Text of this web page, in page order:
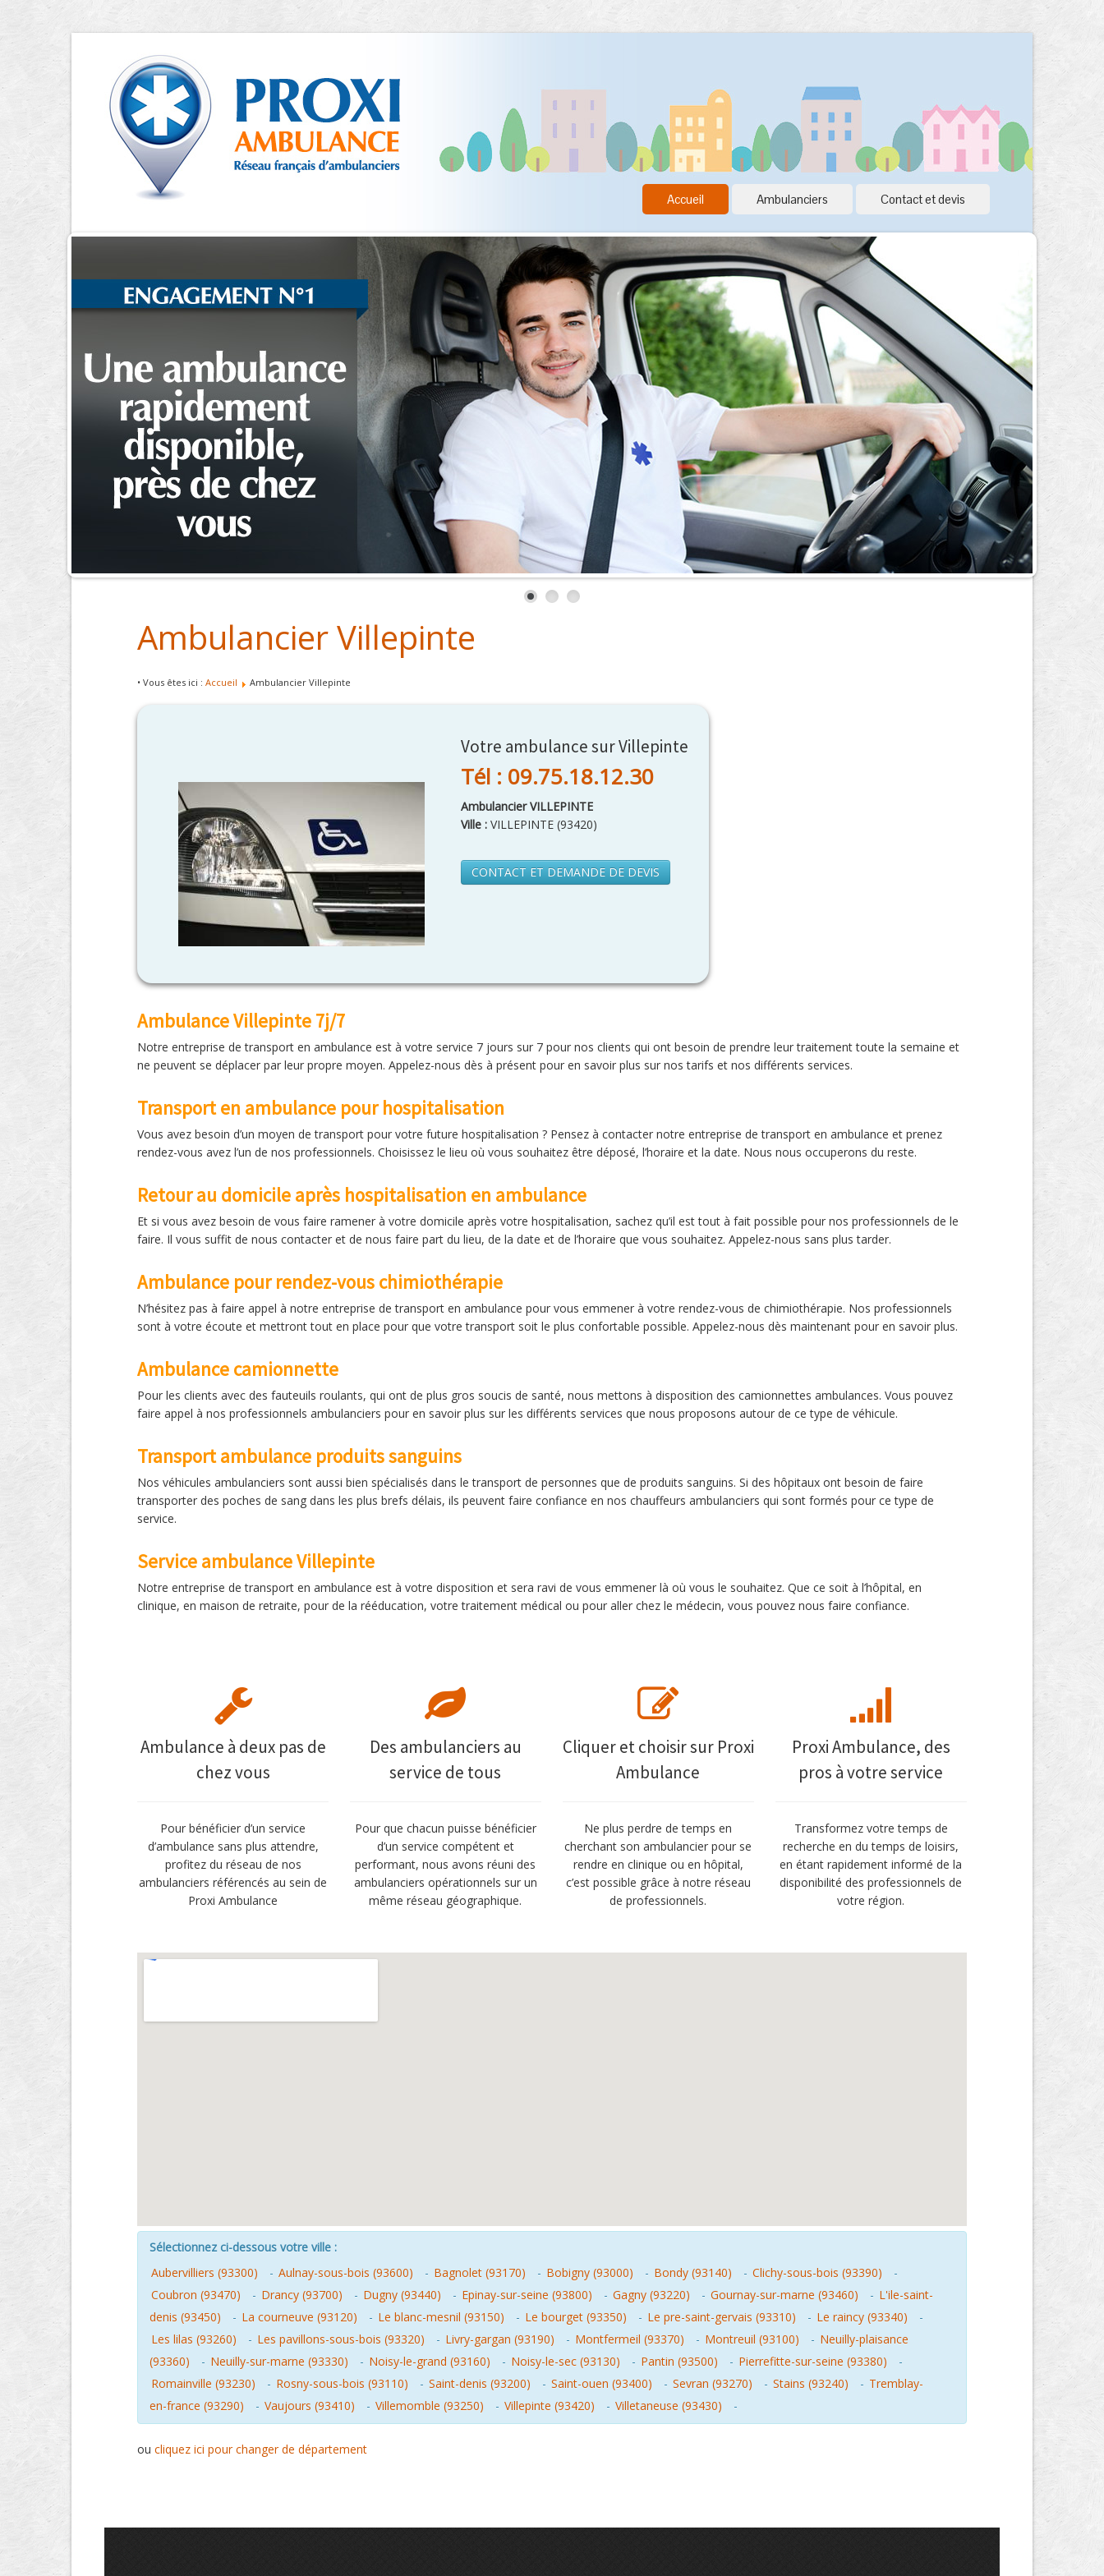
Accueil Ambulanciers Contact et devis
Ambulancier Villepinte
• Vous êtes ici : Accueil Ambulancier Villepinte
Votre ambulance sur Villepinte
Tél : 09.75.18.12.30
Ambulancier VILLEPINTE
Ville : VILLEPINTE (93420)
CONTACT ET DEMANDE DE DEVIS
Ambulance Villepinte 7j/7
Notre entreprise de transport en ambulance est à votre service 7 jours sur 7 pour nos clients qui ont besoin de prendre leur traitement toute la semaine et
ne peuvent se déplacer par leur propre moyen. Appelez-nous dès à présent pour en savoir plus sur nos tarifs et nos différents services.
Transport en ambulance pour hospitalisation
Vous avez besoin d’un moyen de transport pour votre future hospitalisation ? Pensez à contacter notre entreprise de transport en ambulance et prenez
rendez-vous avez l’un de nos professionnels. Choisissez le lieu où vous souhaitez être déposé, l’horaire et la date. Nous nous occuperons du reste.
Retour au domicile après hospitalisation en ambulance
Et si vous avez besoin de vous faire ramener à votre domicile après votre hospitalisation, sachez qu’il est tout à fait possible pour nos professionnels de le
faire. Il vous suffit de nous contacter et de nous faire part du lieu, de la date et de l’horaire que vous souhaitez. Appelez-nous sans plus tarder.
Ambulance pour rendez-vous chimiothérapie
N’hésitez pas à faire appel à notre entreprise de transport en ambulance pour vous emmener à votre rendez-vous de chimiothérapie. Nos professionnels
sont à votre écoute et mettront tout en place pour que votre transport soit le plus confortable possible. Appelez-nous dès maintenant pour en savoir plus.
Ambulance camionnette
Pour les clients avec des fauteuils roulants, qui ont de plus gros soucis de santé, nous mettons à disposition des camionnettes ambulances. Vous pouvez
faire appel à nos professionnels ambulanciers pour en savoir plus sur les différents services que nous proposons autour de ce type de véhicule.
Transport ambulance produits sanguins
Nos véhicules ambulanciers sont aussi bien spécialisés dans le transport de personnes que de produits sanguins. Si des hôpitaux ont besoin de faire
transporter des poches de sang dans les plus brefs délais, ils peuvent faire confiance en nos chauffeurs ambulanciers qui sont formés pour ce type de
service.
Service ambulance Villepinte
Notre entreprise de transport en ambulance est à votre disposition et sera ravi de vous emmener là où vous le souhaitez. Que ce soit à l’hôpital, en
clinique, en maison de retraite, pour de la rééducation, votre traitement médical ou pour aller chez le médecin, vous pouvez nous faire confiance.
Ambulance à deux pas de
chez vous
Pour bénéficier d’un service
d’ambulance sans plus attendre,
profitez du réseau de nos
ambulanciers référencés au sein de
Proxi Ambulance
Des ambulanciers au
service de tous
Pour que chacun puisse bénéficier
d’un service compétent et
performant, nous avons réuni des
ambulanciers opérationnels sur un
même réseau géographique.
Cliquer et choisir sur Proxi
Ambulance
Ne plus perdre de temps en
cherchant son ambulancier pour se
rendre en clinique ou en hôpital,
c’est possible grâce à notre réseau
de professionnels.
Proxi Ambulance, des
pros à votre service
Transformez votre temps de
recherche en du temps de loisirs,
en étant rapidement informé de la
disponibilité des professionnels de
votre région.
Sélectionnez ci-dessous votre ville :
Aubervilliers (93300)
- Aulnay-sous-bois (93600) - Bagnolet (93170) - Bobigny (93000) - Bondy (93140) - Clichy-sous-bois (93390)
-
Coubron (93470)
- Drancy (93700) - Dugny (93440) - Epinay-sur-seine (93800) - Gagny (93220) - Gournay-sur-marne (93460) - L'ile-saint-
denis (93450)
- La courneuve (93120) - Le blanc-mesnil (93150) - Le bourget (93350) - Le pre-saint-gervais (93310) - Le raincy (93340)
-
Les lilas (93260)
- Les pavillons-sous-bois (93320) - Livry-gargan (93190) - Montfermeil (93370) - Montreuil (93100) - Neuilly-plaisance
(93360)
- Neuilly-sur-marne (93330) - Noisy-le-grand (93160) - Noisy-le-sec (93130) - Pantin (93500) - Pierrefitte-sur-seine (93380)
-
Romainville (93230)
- Rosny-sous-bois (93110) - Saint-denis (93200) - Saint-ouen (93400) - Sevran (93270) - Stains (93240) - Tremblay-
en-france (93290)
- Vaujours (93410) - Villemomble (93250) - Villepinte (93420) - Villetaneuse (93430) -
ou cliquez ici pour changer de département